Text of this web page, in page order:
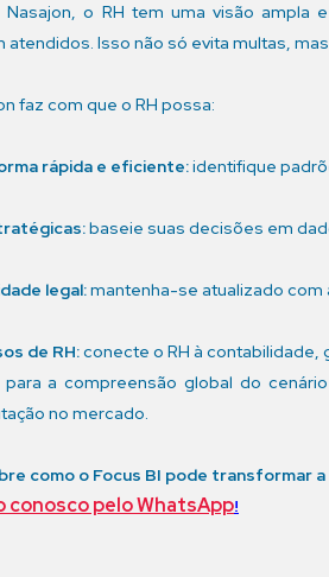
Nasajon, o RH tem uma visão
Isso não só evita multas,
faz com que o RH possa:
rápida e eficiente:identifique
baseie suas decisões em
legal:mantenha-se atualizado com
de RH:conecte o RH à
a compreensão global do
no mercado.
como o Focus BI pode transformar
pelo WhatsApp!